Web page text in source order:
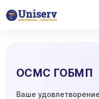
ОСМС ГОБМП
Ваше